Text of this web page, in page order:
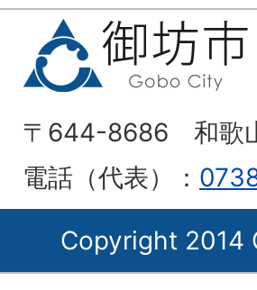
〒644-8686 和歌
電話（代表）：
Copyright 2014